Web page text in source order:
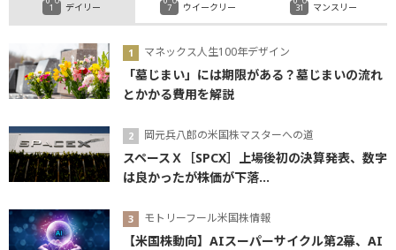
デイリー
マネックス人生100年デザイン
「墓じまい」には期限がある？墓じまいの流れ
とかかる費用を解説
岡元兵八郎の米国株マスターへの道
スペースＸ［SPCX］上場後初の決算発表、数字
は良かったが株価が下落...
モトリーフール米国株情報
【米国株動向】AIスーパーサイクル第2幕、AI
ウイークリー マンスリー